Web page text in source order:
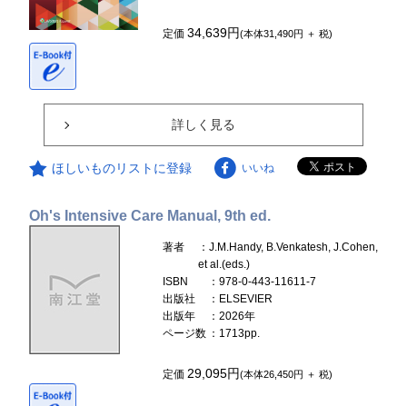
定価34,639円(本体31,490円 ＋ 税)
詳しく見る
ほしいものリストに登録 いいね
Oh's Intensive Care Manual, 9th ed.
著者
：J.M.Handy, B.Venkatesh, J.Cohen,
et al.(eds.)
ISBN
：978-0-443-11611-7
出版社
：ELSEVIER
出版年
：2026年
ページ数 ：1713pp.
定価29,095円(本体26,450円 ＋ 税)